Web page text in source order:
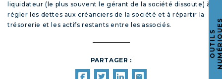
liquidateur (le plus souvent le gérant de la société dissoute) à
régler les dettes aux créanciers de la société et à répartir la
trésorerie et les actifs restants entre les associés.
PARTAGER :
O
U
T
I
L
S
N
U
M
É
R
I
Q
U
E